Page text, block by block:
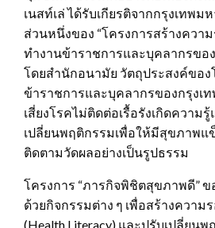
เนสท์เล่ ได้รับเกียรติจากกรุงเทพม
ส่วนหนึ่งของ “โครงการสร้างควา
ทำงานข้าราชการและบุคลากรขอ
โดยสำนักอนามัย วัตถุประสงค์ของ
ข้าราชการและบุคลากรของกรุงเ
เสี่ยงโรคไม่ติดต่อเรื้อรังเกิดความ
เปลี่ยนพฤติกรรมเพื่อให้มีสุขภาพแ
ติดตามวัดผลอย่างเป็นรูปธรรม
โครงการ “ภารกิจพิชิตสุขภาพดี” ข
ด้วยกิจกรรมต่าง ๆ เพื่อสร้างควา
(Health Literacy) และปรับเปลี่ยน